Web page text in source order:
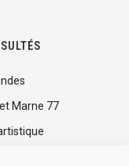
Marne 77